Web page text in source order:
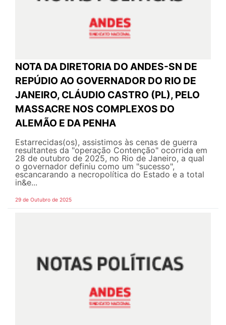
NOTA DA DIRETORIA DO ANDES-SN DE
REPÚDIO AO GOVERNADOR DO RIO DE
JANEIRO, CLÁUDIO CASTRO (PL), PELO
MASSACRE NOS COMPLEXOS DO
ALEMÃO E DA PENHA
Estarrecidas(os), assistimos às cenas de guerra
resultantes da "operação Contenção" ocorrida em
28 de outubro de 2025, no Rio de Janeiro, a qual
o governador definiu como um "sucesso",
escancarando a necropolítica do Estado e a total
in&e...
29 de Outubro de 2025